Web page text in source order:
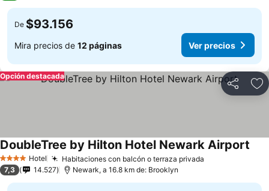
De $93.156
Mira precios de 12 páginas Ver precios
Compartir
Opción destacada
4 EstrellasHotel Habitaciones con balcón o terraza privada
DoubleTree by Hilton Hotel Newark Airport
7,3 14.527 Newark, a 16.8 km de: Brooklyn